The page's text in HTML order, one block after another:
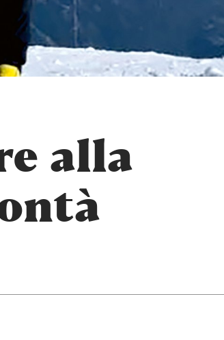
alla